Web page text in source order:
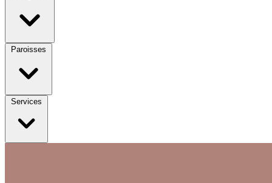
Paroisses
Services